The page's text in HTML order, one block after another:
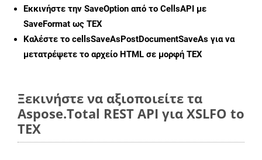
Εκκινήστε την SaveOption από το CellsAPI με
SaveFormat ως TEX
Καλέστε το cellsSaveAsPostDocumentSaveAs για να
μετατρέψετε το αρχείο HTML σε μορφή TEX
Ξεκινήστε να αξιοποιείτε τα
Aspose.Total REST API για XSLFO to
TEX